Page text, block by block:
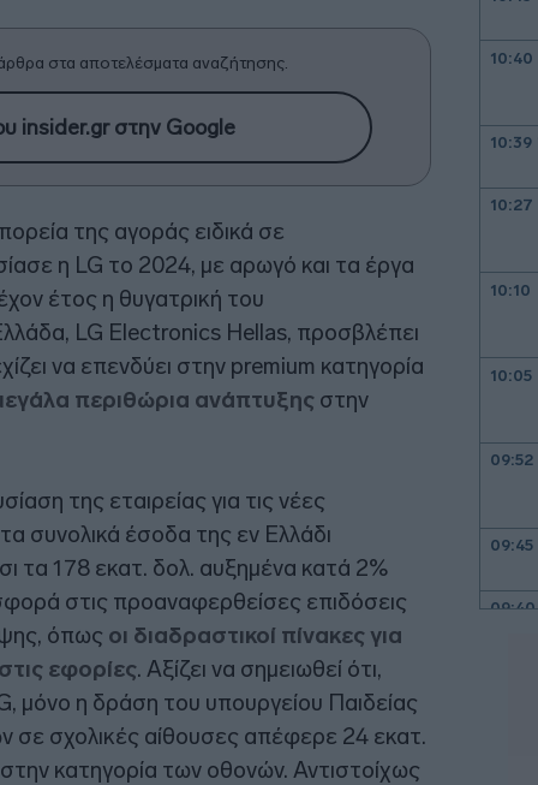
στα αποτελέσματα αναζήτησης.
insider.gr στην Google
της αγοράς ειδικά σε
η LG το 2024, με αρωγό και τα έργα
έτος η θυγατρική του
LG Electronics Hellas, προσβλέπει
να επενδύει στην premium κατηγορία
περιθώρια ανάπτυξης στην
της εταιρείας για τις νέες
συνολικά έσοδα της εν Ελλάδι
τα 178 εκατ. δολ. αυξημένα κατά 2%
στις προαναφερθείσες επιδόσεις
όπως οι διαδραστικοί πίνακες για
εφορίες. Αξίζει να σημειωθεί ότι,
μόνο η δράση του υπουργείου Παιδείας
σε σχολικές αίθουσες απέφερε 24 εκατ.
κατηγορία των οθονών. Αντιστοίχως
10:40
10:39
10:27
10:10
10:05
09:52
09:45
09:40